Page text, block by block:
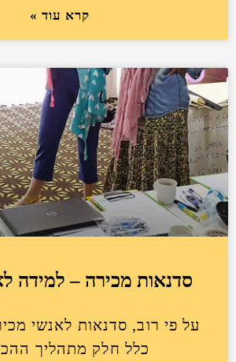
קרא עוד »
סדנאות מכירה – למידה
על פי רוב, סדנאות לאנשי
כלל חלק מתהליך